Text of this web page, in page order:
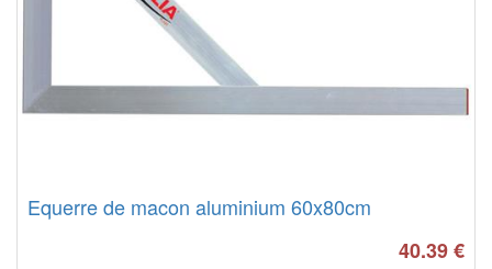
Equerre de macon aluminium 60x80cm
40.39€